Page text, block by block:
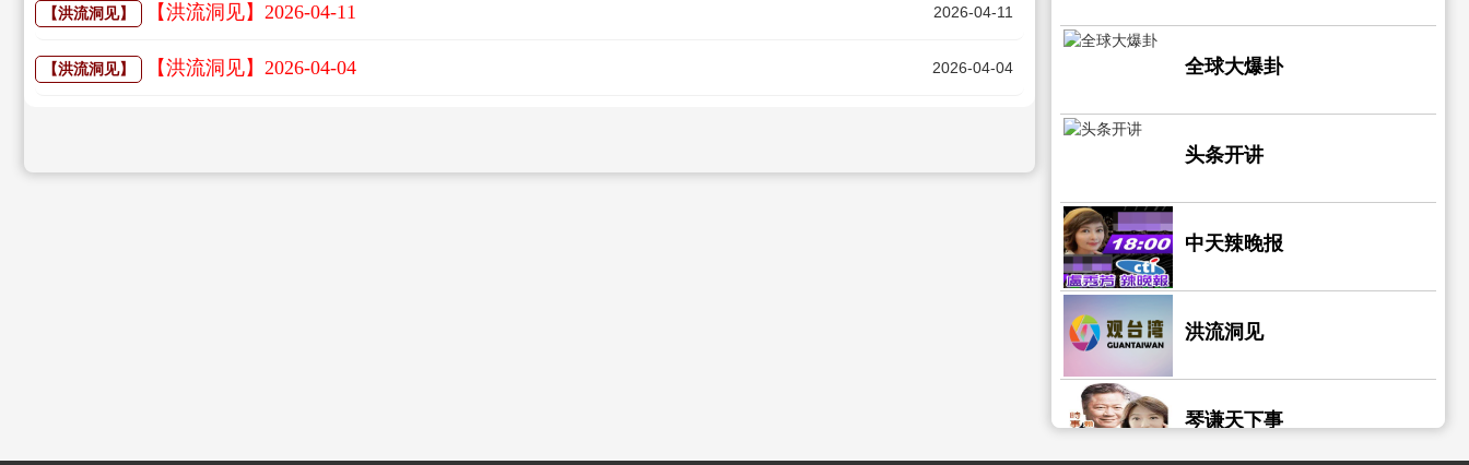
全球大爆卦
头条开讲
中天辣晚报
洪流洞见
琴谦天下事
【洪流洞见】 【洪流洞见】2026-04-11 2026-04-11
【洪流洞见】 【洪流洞见】2026-04-04 2026-04-04